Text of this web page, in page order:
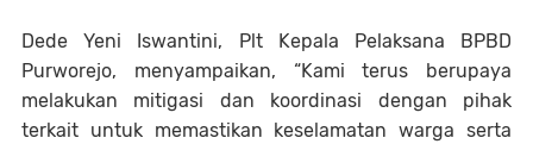
Dede Yeni Iswantini, Plt Kepala Pelaksana BPBD
Purworejo, menyampaikan, “Kami terus berupaya
melakukan mitigasi dan koordinasi dengan pihak
terkait untuk memastikan keselamatan warga serta